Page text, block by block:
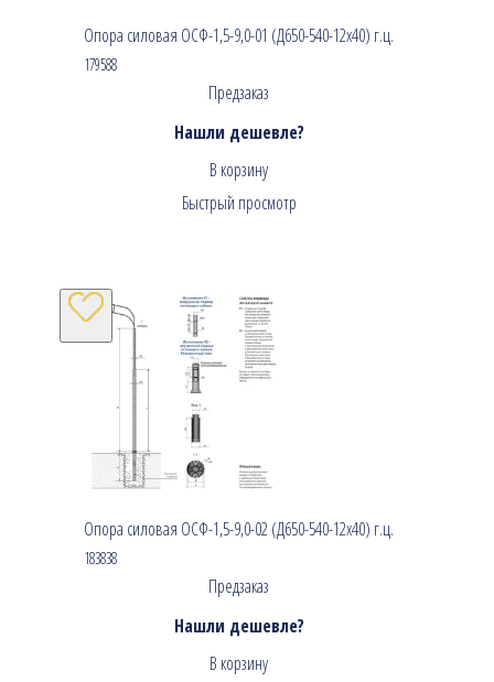
Опора силовая ОСФ-1,5-9,0-01 (Д650-540-12х40) г.ц.
179588
Предзаказ
Нашли дешевле?
В корзину
Быстрый просмотр
Опора силовая ОСФ-1,5-9,0-02 (Д650-540-12х40) г.ц.
183838
Предзаказ
Нашли дешевле?
В корзину